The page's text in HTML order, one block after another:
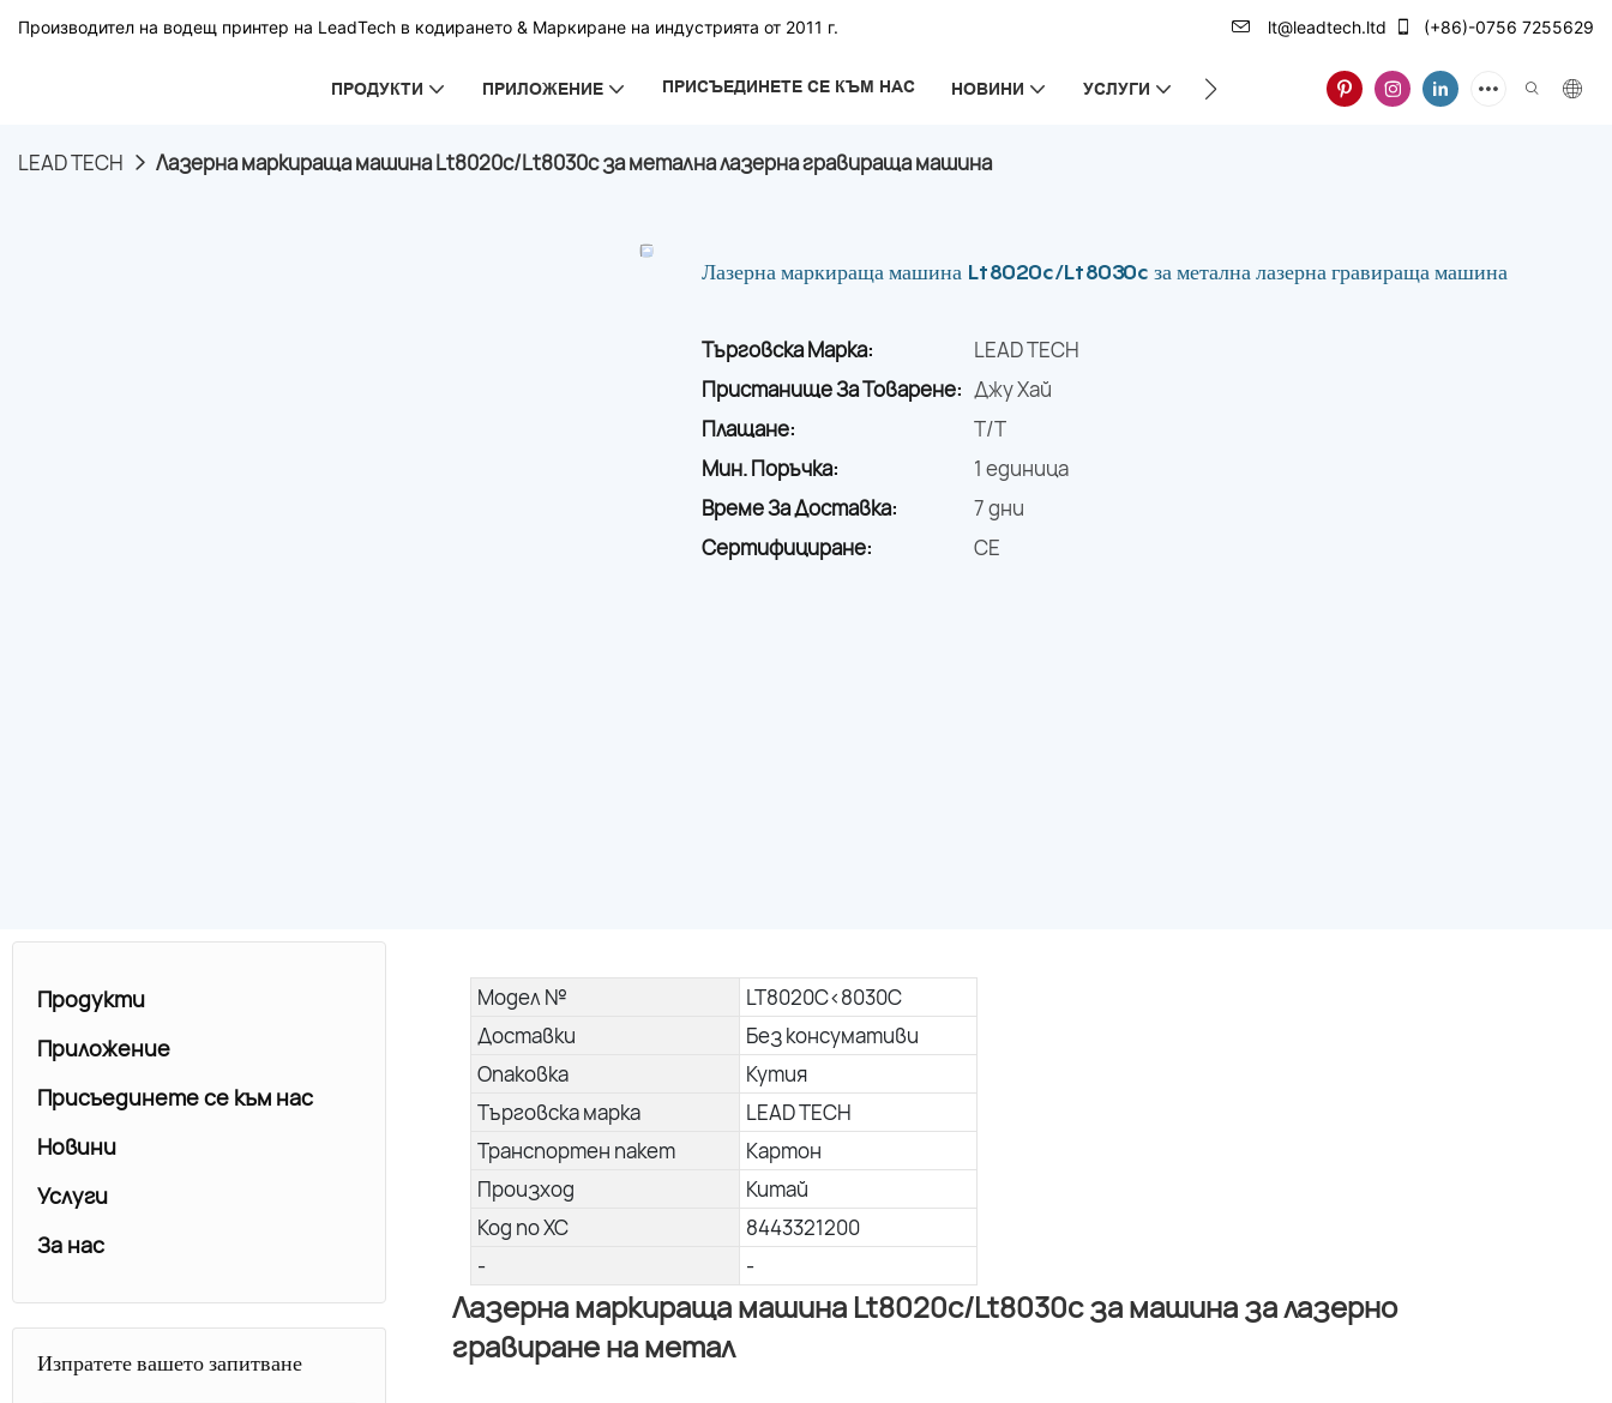
Производител на водещ принтер на LeadTech в кодирането & Маркиране на индустрията от 2011 г. lt@leadtech.ltd (+86)-0756 7255629
ПРОДУКТИ ПРИЛОЖЕНИЕ ПРИСЪЕДИНЕТЕ СЕ КЪМ НАС НОВИНИ УСЛУГИ ЗА НАС
LEAD TECH Лазерна маркираща машина Lt8020c/Lt8030c за метална лазерна гравираща машина
Лазерна маркираща машина Lt8020c/Lt8030c за метална лазерна гравираща машина
Търговска Марка:
LEAD TECH
Пристанище За Товарене: Джу Хай
Плащане:
T/T
Мин. Поръчка:
1 единица
Време За Доставка:
7 дни
Сертифициране:
CE
Модел №
LT8020C<8030C
Доставки
Без консумативи
Опаковка
Кутия
Търговска марка
LEAD TECH
Транспортен пакет
Картон
Произход
Китай
Код по ХС
8443321200
-
-
Лазерна маркираща машина Lt8020c/Lt8030c за машина за лазерно
гравиране на метал
Продукти
Приложение
Присъединете се към нас
Новини
Услуги
За нас
Изпратете вашето запитване